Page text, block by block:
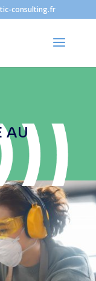
consulting.fr
AU